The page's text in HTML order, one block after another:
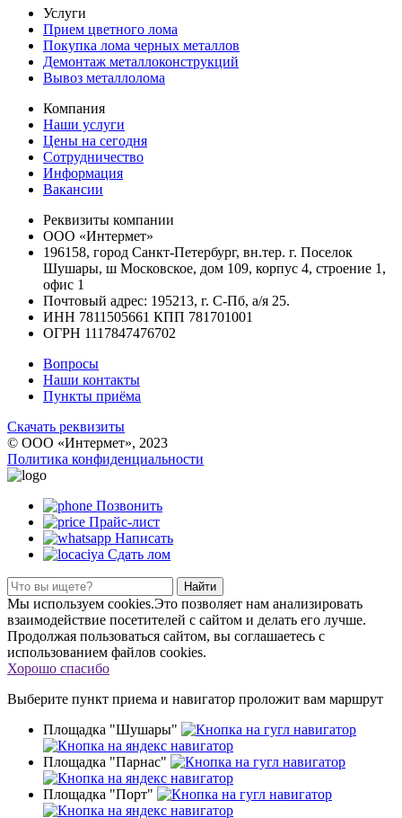
Услуги
Прием цветного лома
Покупка лома черных металлов
Демонтаж металлоконструкций
Вывоз металлолома
Компания
Наши услуги
Цены на сегодня
Сотрудничество
Информация
Вакансии
Реквизиты компании
ООО «Интермет»
196158, город Санкт-Петербург, вн.тер. г. Поселок
Шушары, ш Московское, дом 109, корпус 4, строение 1,
офис 1
Почтовый адрес: 195213, г. С-Пб, а/я 25.
ИНН 7811505661 КПП 781701001
ОГРН 1117847476702
Вопросы
Наши контакты
Пункты приёма
Скачать реквизиты
© ООО «Интермет», 2023
Политика конфиденциальности
Позвонить
Прайс-лист
Написать
Сдать лом
Найти
Мы используем cookies.Это позволяет нам анализировать
взаимодействие посетителей с сайтом и делать его лучше.
Продолжая пользоваться сайтом, вы соглашаетесь с
использованием файлов cookies.
Хорошо спасибо
Выберите пункт приема и навигатор проложит вам маршрут
Площадка "Шушары"
Площадка "Парнас"
Площадка "Порт"